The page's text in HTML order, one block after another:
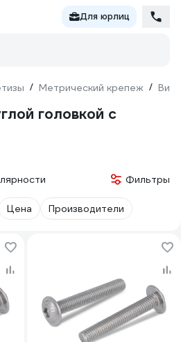
Для юрлиц
/ Метрический крепеж /
головкой с
Фильтры
Цена Производители